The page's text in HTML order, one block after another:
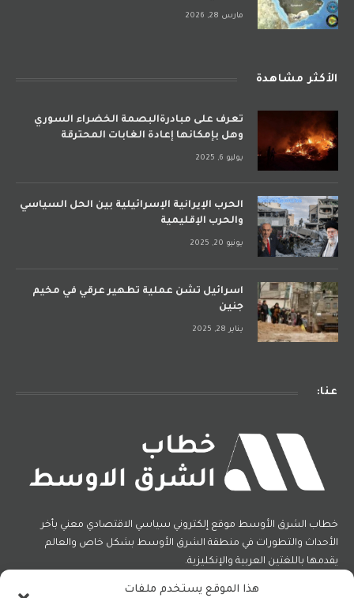
هذا الموقع يستخدم ملفات
مارس 28, 2026
الأكثر مشاهدة
تعرف على مبادرةالبصمة الخضراء السوري
وهل بإمكانها إعادة الغابات المحترقة
يوليو 6, 2025
الحرب الإيرانية الإسرائيلية بين الحل السياسي
والحرب الإقليمية
يونيو 20, 2025
اسرائيل تشن عملية تطهير عرقي في مخيم
جنين
يناير 28, 2025
عنا:
خطاب الشرق الأوسط موقع إلكتروني سياسي الاقتصادي معني بأخر
الأحداث والتطورات في منطقة الشرق الأوسط بشكل خاص والعالم
يقدمها باللغتين العربية والإنكليزية.